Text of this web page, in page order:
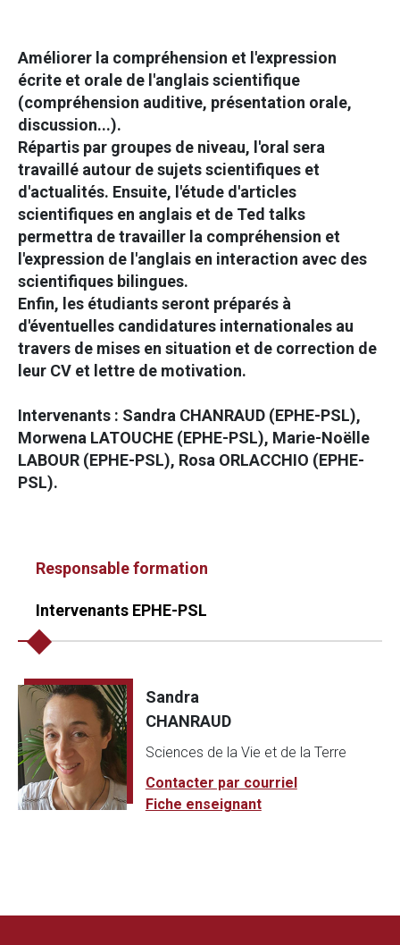
Améliorer la compréhension et l'expression
écrite et orale de l'anglais scientifique
(compréhension auditive, présentation orale,
discussion...).
Répartis par groupes de niveau, l'oral sera
travaillé autour de sujets scientifiques et
d'actualités. Ensuite, l'étude d'articles
scientifiques en anglais et de Ted talks
permettra de travailler la compréhension et
l'expression de l'anglais en interaction avec des
scientifiques bilingues.
Enfin, les étudiants seront préparés à
d'éventuelles candidatures internationales au
travers de mises en situation et de correction de
leur CV et lettre de motivation.
Intervenants : Sandra CHANRAUD (EPHE-PSL),
Morwena LATOUCHE (EPHE-PSL), Marie-Noëlle
LABOUR (EPHE-PSL), Rosa ORLACCHIO (EPHE-
PSL).
Responsable formation
Intervenants EPHE-PSL
Sandra
CHANRAUD
Sciences de la Vie et de la Terre
Contacter par courriel
Fiche enseignant